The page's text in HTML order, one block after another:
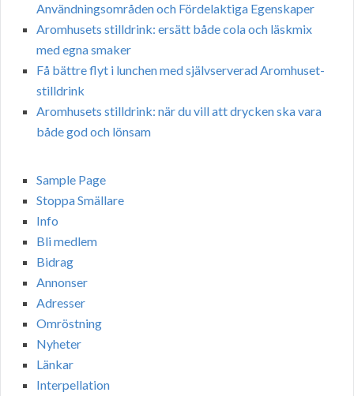
Användningsområden och Fördelaktiga Egenskaper
Aromhusets stilldrink: ersätt både cola och läskmix
med egna smaker
Få bättre flyt i lunchen med självserverad Aromhuset-
stilldrink
Aromhusets stilldrink: när du vill att drycken ska vara
både god och lönsam
Sample Page
Stoppa Smällare
Info
Bli medlem
Bidrag
Annonser
Adresser
Omröstning
Nyheter
Länkar
Interpellation